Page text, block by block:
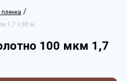
/
1,7 х 80 м
100 мкм 1,7